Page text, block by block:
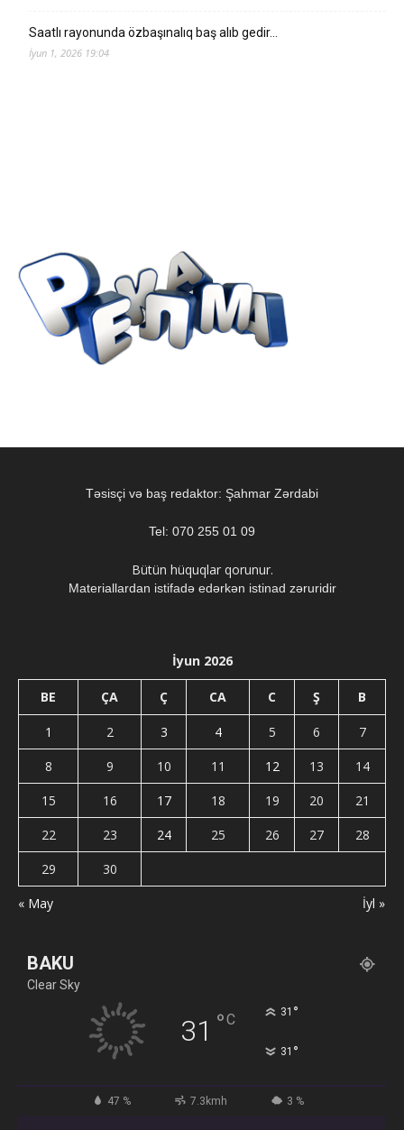
Saatlı rayonunda özbaşınalıq baş alıb gedir…
İyun 1, 2026 19:04
Təsisçi və baş redaktor: Şahmar Zərdabi
Tel: 070 255 01 09
Bütün hüquqlar qorunur.
Materiallardan istifadə edərkən istinad zəruridir
İyun 2026
BE ÇA Ç CA C Ş B
« May İyl »
1 2 3 4 5 6
7
8
9 10 11 12 13
14
15
16 17 18 19 20
21
22
23 24 25 26 27
28
29
30
BAKU
Clear Sky
31 °C 31 °
31 °
47 % 7.3kmh 3 %